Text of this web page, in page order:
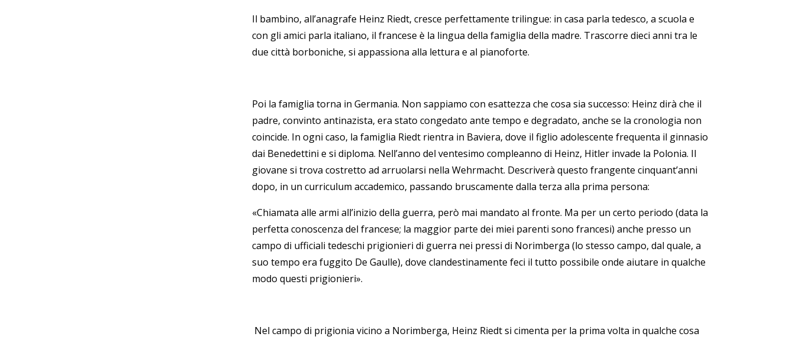
Il bambino, all’anagrafe Heinz Riedt, cresce perfettamente trilingue: in casa parla tedesco, a scuola e
con gli amici parla italiano, il francese è la lingua della famiglia della madre. Trascorre dieci anni tra le
due città borboniche, si appassiona alla lettura e al pianoforte.
Poi la famiglia torna in Germania. Non sappiamo con esattezza che cosa sia successo: Heinz dirà che il
padre, convinto antinazista, era stato congedato ante tempo e degradato, anche se la cronologia non
coincide. In ogni caso, la famiglia Riedt rientra in Baviera, dove il figlio adolescente frequenta il ginnasio
dai Benedettini e si diploma. Nell’anno del ventesimo compleanno di Heinz, Hitler invade la Polonia. Il
giovane si trova costretto ad arruolarsi nella Wehrmacht. Descriverà questo frangente cinquant’anni
dopo, in un curriculum accademico, passando bruscamente dalla terza alla prima persona:
«Chiamata alle armi all’inizio della guerra, però mai mandato al fronte. Ma per un certo periodo (data la
perfetta conoscenza del francese; la maggior parte dei miei parenti sono francesi) anche presso un
campo di ufficiali tedeschi prigionieri di guerra nei pressi di Norimberga (lo stesso campo, dal quale, a
suo tempo era fuggito De Gaulle), dove clandestinamente feci il tutto possibile onde aiutare in qualche
modo questi prigionieri».
Nel campo di prigionia vicino a Norimberga, Heinz Riedt si cimenta per la prima volta in qualche cosa